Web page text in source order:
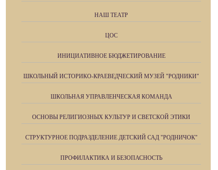
НАШ ТЕАТР
ЦОС
ИНИЦИАТИВНОЕ БЮДЖЕТИРОВАНИЕ
ШКОЛЬНЫЙ ИСТОРИКО-КРАЕВЕДЧЕСКИЙ МУЗЕЙ "РОДНИКИ"
ШКОЛЬНАЯ УПРАВЛЕНЧЕСКАЯ КОМАНДА
ОСНОВЫ РЕЛИГИОЗНЫХ КУЛЬТУР И СВЕТСКОЙ ЭТИКИ
СТРУКТУРНОЕ ПОДРАЗДЕЛЕНИЕ ДЕТСКИЙ САД "РОДНИЧОК"
ПРОФИЛАКТИКА И БЕЗОПАСНОСТЬ